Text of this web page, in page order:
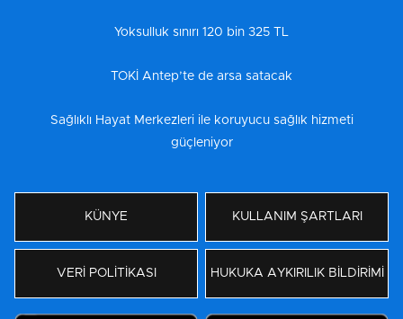
Yoksulluk sınırı 120 bin 325 TL
TOKİ Antep’te de arsa satacak
Sağlıklı Hayat Merkezleri ile koruyucu sağlık hizmeti
güçleniyor
KÜNYE KULLANIM ŞARTLARI
VERİ POLİTİKASI HUKUKA AYKIRILIK BİLDİRİMİ